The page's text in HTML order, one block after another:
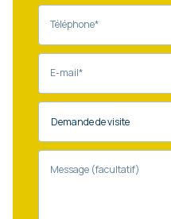
Téléphone*
E-mail*
Message (facultatif)